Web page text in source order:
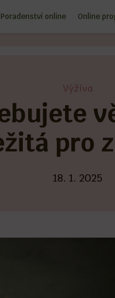
Poradenství online Online
Výživa
pro
18. 1. 2025